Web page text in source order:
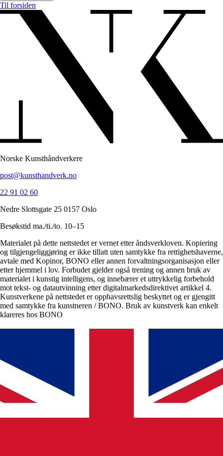
Til forsiden
Norske Kunsthåndverkere
post@kunsthandverk.no
22 91 02 60
Nedre Slottsgate 25 0157 Oslo
Besøkstid ma./ti./to. 10–15
Materialet på dette nettstedet er vernet etter åndsverkloven. Kopiering
og tilgjengeliggjøring er ikke tillatt uten samtykke fra rettighetshaverne,
avtale med Kopinor, BONO eller annen forvaltningsorganisasjon eller
etter hjemmel i lov. Forbudet gjelder også trening og annen bruk av
materialet i kunstig intelligens, og innebærer et uttrykkelig forbehold
mot tekst- og datautvinning etter digitalmarkedsdirektivet artikkel 4.
Kunstverkene på nettstedet er opphavsrettslig beskyttet og er gjengitt
med samtykke fra kunstneren / BONO. Bruk av kunstverk kan enkelt
klareres hos BONO